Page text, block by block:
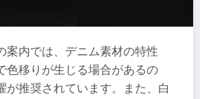
案内では、デニム素材の特性
色移りが生じる場合があるの
が推奨されています。また、白